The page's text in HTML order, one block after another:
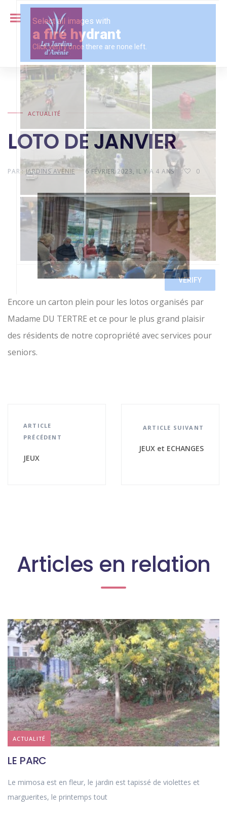
ACTUALITÉ
LOTO DE JANVIER
PAR : JARDINS AVENIE 6 FÉVRIER 2023, IL Y A 4 ANS 0
Encore un carton plein pour les lotos organisés par
Madame DU TERTRE et ce pour le plus grand plaisir
des résidents de notre copropriété avec services pour
seniors.
ARTICLE
PRÉCÉDENT
JEUX
ARTICLE SUIVANT
JEUX et ECHANGES
Articles en relation
ACTUALITÉ
LE PARC
Le mimosa est en fleur, le jardin est tapissé de violettes et
marguerites, le printemps tout